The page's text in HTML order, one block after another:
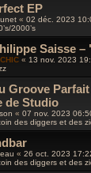
EP
« 02 déc. 2023
2000’s
Saisse
« 13 nov. 2023
Groove
de Studio
« 07 nov. 2023
des diggers et des
« 26 oct. 2023
des diggers et des